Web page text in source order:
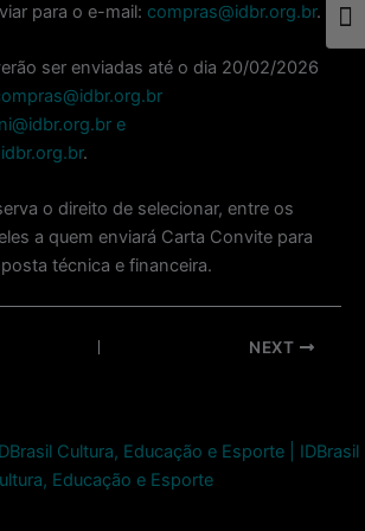
para o e-mail: compras@idbr.org.br.
ser enviadas até o dia 20/02/2026
e
.
o direito de selecionar, entre os
a quem enviará Carta Convite para
técnica e financeira.
NEXT
Cultura, Educação e Esporte | IDBrasil
Educação e Esporte